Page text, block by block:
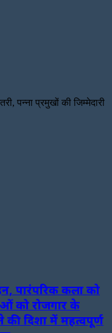
पन्ना प्रमुखों की जिम्मेदारी
पारंपरिक कला को
को रोजगार के
दिशा में महत्वपूर्ण